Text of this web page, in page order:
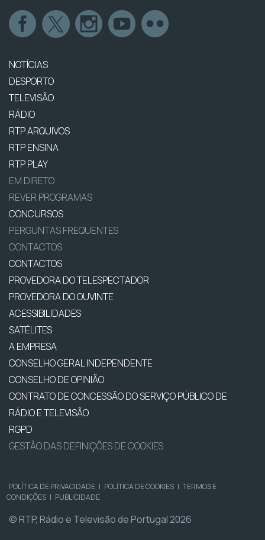
NOTÍCIAS
DESPORTO
TELEVISÃO
RÁDIO
RTP ARQUIVOS
RTP ENSINA
RTP PLAY
EM DIRETO
REVER PROGRAMAS
CONCURSOS
PERGUNTAS FREQUENTES
CONTACTOS
CONTACTOS
PROVEDORA DO TELESPECTADOR
PROVEDORA DO OUVINTE
ACESSIBILIDADES
SATÉLITES
A EMPRESA
CONSELHO GERAL INDEPENDENTE
CONSELHO DE OPINIÃO
CONTRATO DE CONCESSÃO DO SERVIÇO PÚBLICO DE
RÁDIO E TELEVISÃO
RGPD
GESTÃO DAS DEFINIÇÕES DE COOKIES
POLÍTICA DE PRIVACIDADE | POLÍTICA DE COOKIES | TERMOS E
CONDIÇÕES | PUBLICIDADE
© RTP, Rádio e Televisão de Portugal 2026